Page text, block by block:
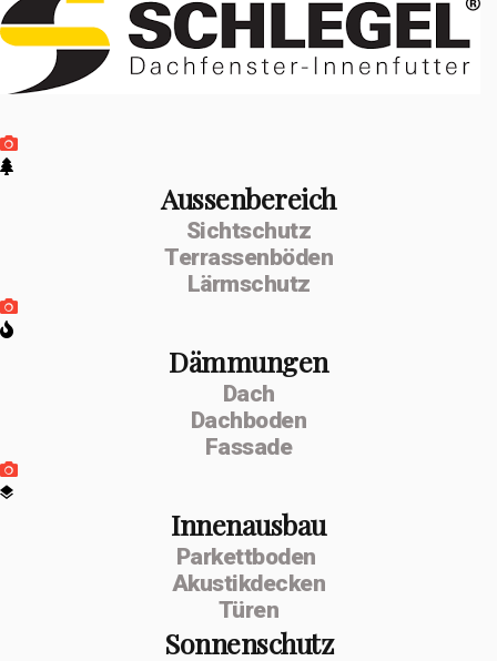
Aussenbereich
Sichtschutz
Terrassenböden
Lärmschutz
Dämmungen
Dach
Dachboden
Fassade
Innenausbau
Parkettboden
Akustikdecken
Türen
Sonnenschutz